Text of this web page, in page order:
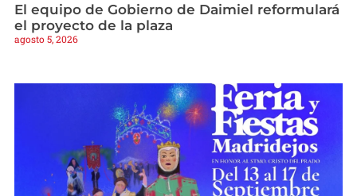
El equipo de Gobierno de Daimiel reformulará
el proyecto de la plaza
agosto 5, 2026